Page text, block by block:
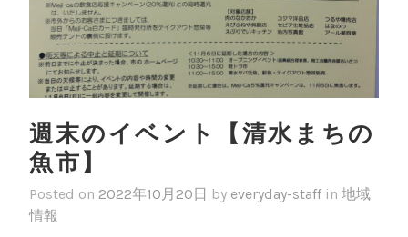
週末のイベント【清水まちの
魚市】
Posted on 2022年10月20日 by everyday-staff in 地域
情報